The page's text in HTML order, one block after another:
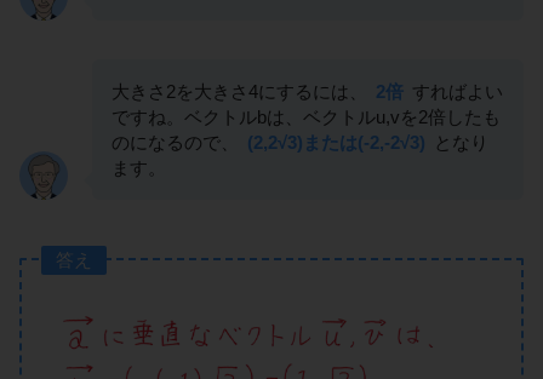
大きさ2を大きさ4にするには、 2倍 すればよい
ですね。ベクトルbは、ベクトルu,vを2倍したも
のになるので、
(2,2√3)または(-2,-2√3)
となり
ます。
答え